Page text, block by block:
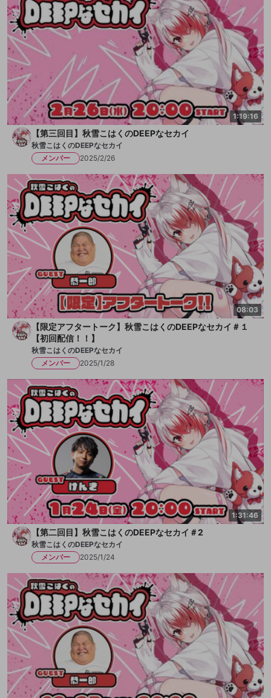
1:19:16
【第三回目】秋雪こはくのDEEPなセカイ
秋雪こはくのDEEPなセカイ
メンバー
2025/2/26
08:03
【限定アフタートーク】秋雪こはくのDEEPなセカイ＃１
【初回配信！！】
秋雪こはくのDEEPなセカイ
メンバー
2025/1/28
1:31:46
【第二回目】秋雪こはくのDEEPなセカイ＃2
秋雪こはくのDEEPなセカイ
メンバー
2025/1/24